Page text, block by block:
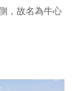
，故名為牛心
9月12日